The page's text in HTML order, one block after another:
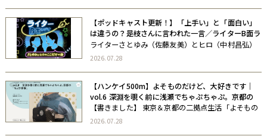
【ポッドキャスト更新！】「上手い」と「面白い」
は違うの？是枝さんに言われた一言／ライターB面ラ
ジオVol5
ライターさとゆみ（佐藤友美）とヒロ（中村昌弘）
が、“B面”の気分でおしゃべりする、ここだけの話。
酒片手にゆるゆる語り合います。 […]
2026.07.28
【ハンケイ500m】よそものだけど、大好きです｜
vol.6 深淵を覗く前に浅瀬でちゃぷちゃぷ。京都の
「ちょび体験」
【書きました】 東京＆京都の二拠点生活「よそもの
だけど大好きです」更新しました。 京都で時々楽し
2026.07.28